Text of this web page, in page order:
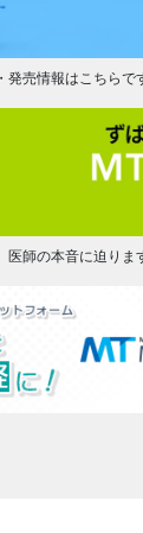
売情報はこちらで
師の本音に迫りま